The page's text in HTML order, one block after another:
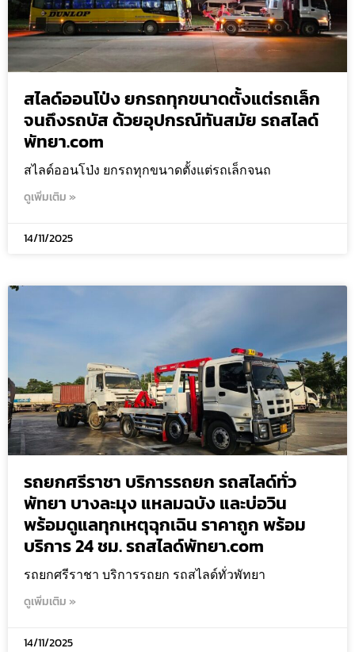
สไลด์ออนโป่ง ยกรถทุกขนาดตั้งแต่รถเล็ก
จนถึงรถบัส ด้วยอุปกรณ์ทันสมัย รถสไลด์
พัทยา.com
สไลด์ออนโป่ง ยกรถทุกขนาดตั้งแต่รถเล็กจนถ
ดูเพิ่มเติม »
14/11/2025
รถยกศรีราชา บริการรถยก รถสไลด์ทั่ว
พัทยา บางละมุง แหลมฉบัง และบ่อวิน
พร้อมดูแลทุกเหตุฉุกเฉิน ราคาถูก พร้อม
บริการ 24 ชม. รถสไลด์พัทยา.com
รถยกศรีราชา บริการรถยก รถสไลด์ทั่วพัทยา
ดูเพิ่มเติม »
14/11/2025